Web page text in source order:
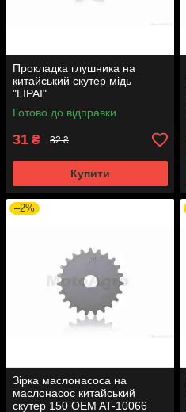
Прокладка глушника на
китайський скутер мідь
"LIPAI"
Готово до відправки
31 ₴ 32 ₴
Купити
–2%
Зірка маслонасоса на
маслонасос китайський
скутер 150 OEM AT-10066